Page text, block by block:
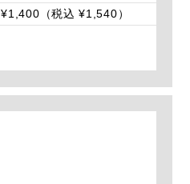
¥1,400（税込 ¥1,540）